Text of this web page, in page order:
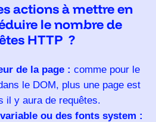
actions à mettre en
le nombre de
HTTP ?
de la page : comme pour le
le DOM, plus une page est
il y aura de requêtes.
ou des fonts system :